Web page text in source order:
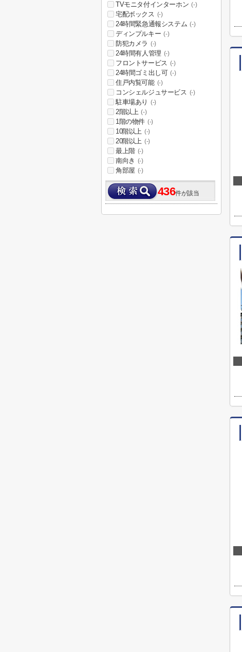
TVモニタ付インターホン (-)
宅配ボックス (-)
24時間緊急通報システム (-)
ディンプルキー (-)
防犯カメラ (-)
24時間有人管理 (-)
フロントサービス (-)
24時間ゴミ出し可 (-)
住戸内覧可能 (-)
コンシェルジュサービス (-)
駐車場あり (-)
2階以上 (-)
1階の物件 (-)
10階以上 (-)
20階以上 (-)
最上階 (-)
南向き (-)
角部屋 (-)
436件が該当